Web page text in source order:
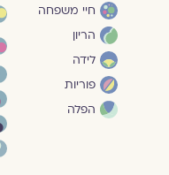
חיי משפחה
הריון
לידה
פוריות
הפלה